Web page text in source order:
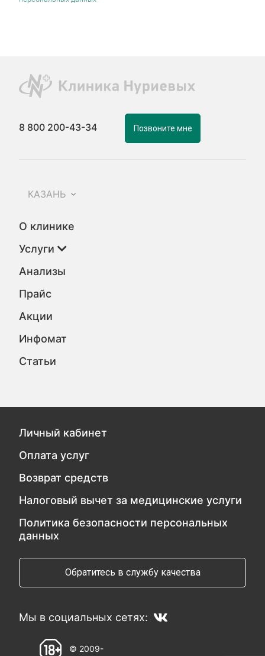
8 800 200-43-34 Позвоните мне
КАЗАНЬ
О клинике
Услуги
Анализы
Прайс
Акции
Инфомат
Статьи
Личный кабинет
Оплата услуг
Возврат средств
Налоговый вычет за медицинские услуги
Политика безопасности персональных
данных
Обратитесь в службу качества
Мы в социальных сетях:
© 2009-